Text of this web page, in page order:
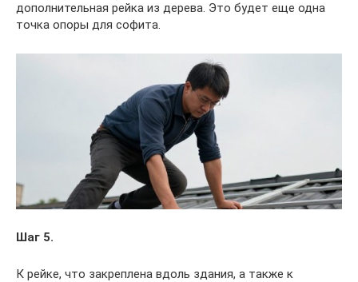
дополнительная рейка из дерева. Это будет еще одна
точка опоры для софита.
Шаг 5.
К рейке, что закреплена вдоль здания, а также к